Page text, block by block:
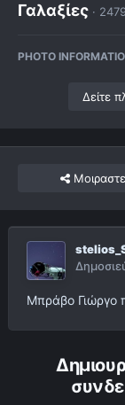
Γαλαξίες ·
PHOTO
Δείτε
Μπράβο Γιώργο